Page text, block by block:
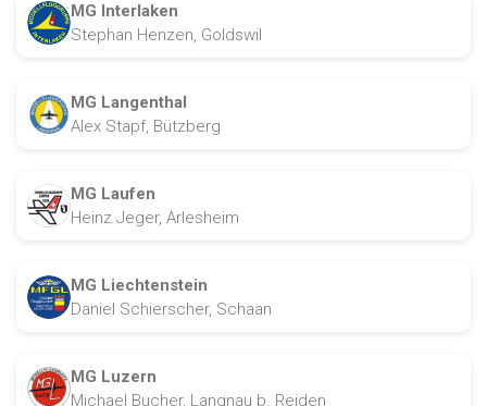
MG Interlaken
Stephan Henzen, Goldswil
MG Langenthal
Alex Stapf, Bützberg
MG Laufen
Heinz Jeger, Arlesheim
MG Liechtenstein
Daniel Schierscher, Schaan
MG Luzern
Michael Bucher, Langnau b. Reiden